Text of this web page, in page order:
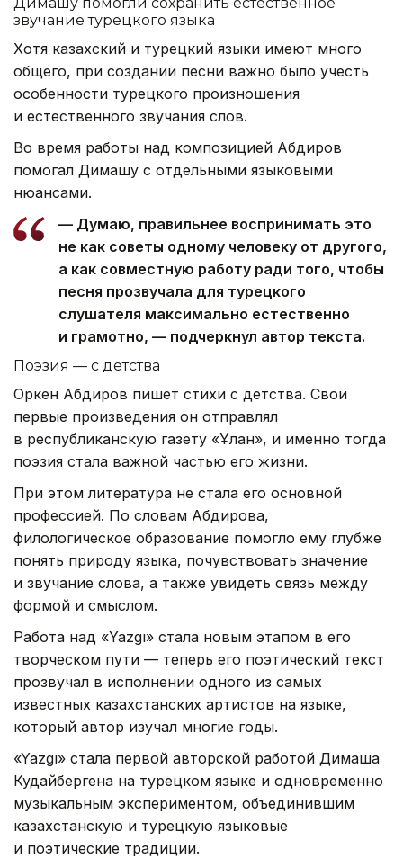
звучание турецкого языка
Хотя казахский и турецкий языки имеют много
общего, при создании песни важно было учесть
особенности турецкого произношения
и естественного звучания слов.
Во время работы над композицией Абдиров
помогал Димашу с отдельными языковыми
нюансами.
— Думаю, правильнее воспринимать это
не как советы одному человеку от другого,
а как совместную работу ради того, чтобы
песня прозвучала для турецкого
слушателя максимально естественно
и грамотно, — подчеркнул автор текста.
Поэзия — с детства
Оркен Абдиров пишет стихи с детства. Свои
первые произведения он отправлял
в республиканскую газету «Ұлан», и именно тогда
поэзия стала важной частью его жизни.
При этом литература не стала его основной
профессией. По словам Абдирова,
филологическое образование помогло ему глубже
понять природу языка, почувствовать значение
и звучание слова, а также увидеть связь между
формой и смыслом.
Работа над «Yazgı» стала новым этапом в его
творческом пути — теперь его поэтический текст
прозвучал в исполнении одного из самых
известных казахстанских артистов на языке,
который автор изучал многие годы.
«Yazgı» стала первой авторской работой Димаша
Кудайбергена на турецком языке и одновременно
музыкальным экспериментом, объединившим
казахстанскую и турецкую языковые
и поэтические традиции.